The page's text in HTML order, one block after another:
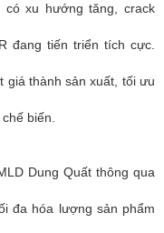
xu hướng tăng, crack
đang tiến triển tích cực.
giá thành sản xuất, tối ưu
biến.
Dung Quất thông qua
đa hóa lượng sản phẩm